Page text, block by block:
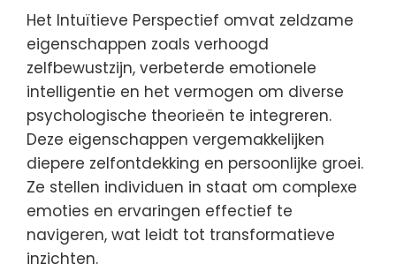
Het Intuïtieve Perspectief omvat zeldzame
eigenschappen zoals verhoogd
zelfbewustzijn, verbeterde emotionele
intelligentie en het vermogen om diverse
psychologische theorieën te integreren.
Deze eigenschappen vergemakkelijken
diepere zelfontdekking en persoonlijke groei.
Ze stellen individuen in staat om complexe
emoties en ervaringen effectief te
navigeren, wat leidt tot transformatieve
inzichten.